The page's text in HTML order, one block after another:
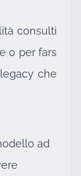
consulti
o per fars
che
ad